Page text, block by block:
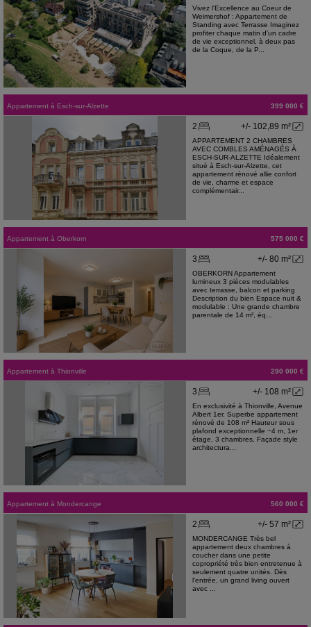
Vivez l'Excellence au Coeur de
Weimershof : Appartement de
Standing avec Terrasse Imaginez
profiter chaque matin d'un cadre
de vie exceptionnel, à deux pas
de la Coque, de la P...
Appartement à Esch-sur-Alzette 399 000 €
+/- 102,89 m²
2
APPARTEMENT 2 CHAMBRES
AVEC COMBLES AMÉNAGÉS À
ESCH-SUR-ALZETTE Idéalement
situé à Esch-sur-Alzette, cet
appartement rénové allie confort
de vie, charme et espace
complémentair...
Appartement à Oberkorn 575 000 €
+/- 80 m²
3
OBERKORN Appartement
lumineux 3 pièces modulables
avec terrasse, balcon et parking
Description du bien Espace nuit &
modulable : Une grande chambre
parentale de 14 m², éq...
Appartement à Thionville 290 000 €
+/- 108 m²
3
En exclusivité à Thionville, Avenue
Albert 1er. Superbe appartement
rénové de 108 m² Hauteur sous
plafond exceptionnelle ~4 m, 1er
étage, 3 chambres, Façade style
architectura...
Appartement à Mondercange 560 000 €
+/- 57 m²
2
MONDERCANGE Très bel
appartement deux chambres à
coucher dans une petite
copropriété très bien entretenue à
seulement quatre unités. Dès
l'entrée, un grand living ouvert
avec ...